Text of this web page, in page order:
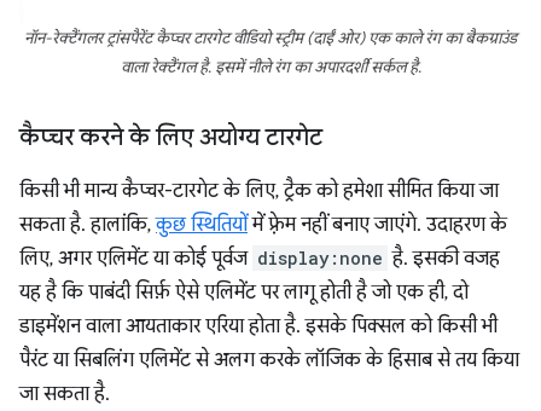
नॉन-रेक्टैंगलर ट्रांसपैरेंट कैप्चर टारगेट वीडियो स्ट्रीम (दाईं ओर) एक काले रंग का बैकग्राउंड
वाला रेक्टैंगल है. इसमें नीले रंग का अपारदर्शी सर्कल है.
कैप्चर करने के लिए अयोग्य टारगेट
किसी भी मान्य कैप्चर-टारगेट के लिए, ट्रैक को हमेशा सीमित किया जा
सकता है. हालांकि,कुछ स्थितियोंमें फ़्रेम नहीं बनाए जाएंगे. उदाहरण के
लिए, अगर एलिमेंट या कोई पूर्वज display:none है. इसकी वजह
यह है कि पाबंदी सिर्फ़ ऐसे एलिमेंट पर लागू होती है जो एक ही, दो
डाइमेंशन वाला आयताकार एरिया होता है. इसके पिक्सल को किसी भी
पैरंट या सिबलिंग एलिमेंट से अलग करके लॉजिक के हिसाब से तय किया
जा सकता है.